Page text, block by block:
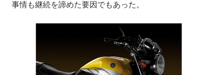
事情も継続を諦めた要因でもあった。